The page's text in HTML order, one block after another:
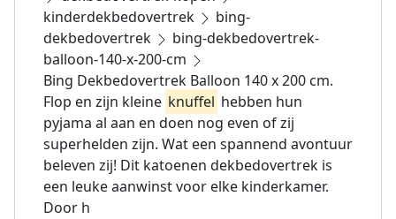
kinderdekbedovertrek
bing-
dekbedovertrek
bing-dekbedovertrek-
balloon-140-x-200-cm
Bing Dekbedovertrek Balloon 140 x 200 cm.
Flop en zijn kleine knuffel hebben hun
pyjama al aan en doen nog even of zij
superhelden zijn. Wat een spannend avontuur
beleven zij! Dit katoenen dekbedovertrek is
een leuke aanwinst voor elke kinderkamer.
Door h